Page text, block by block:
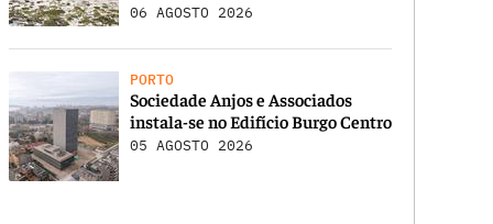
06 AGOSTO 2026
PORTO
Sociedade Anjos e Associados
instala-se no Edifício Burgo Centro
05 AGOSTO 2026